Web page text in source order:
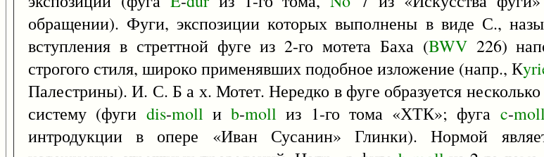
обращении). Фуги, экспозиции которых выполнены в виде С.,
вступления в стреттной фуге из 2-го мотета Баха (BWV226)
строгого стиля, широко применявших подобное изложение (напр., К
Палестрины). И. С. Б а х. Мотет. Нередко в фуге образуется
систему (фуги dis-moll иb-moll из 1-го тома «ХТК»; фуга c-moll
интродукции в опере «Иван Сусанин» Глинки). Нормой